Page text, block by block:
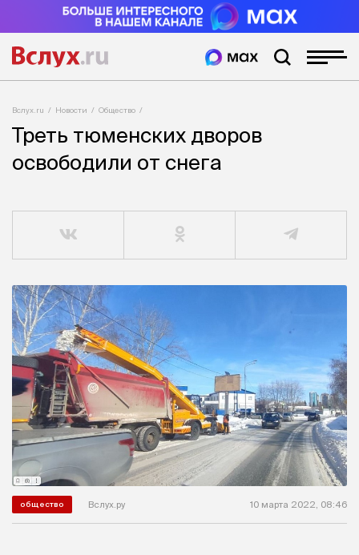
Вслух.ru Новости Общество
Треть тюменских дворов
освободили от снега
общество Вслух.ру 10 марта 2022, 08:46